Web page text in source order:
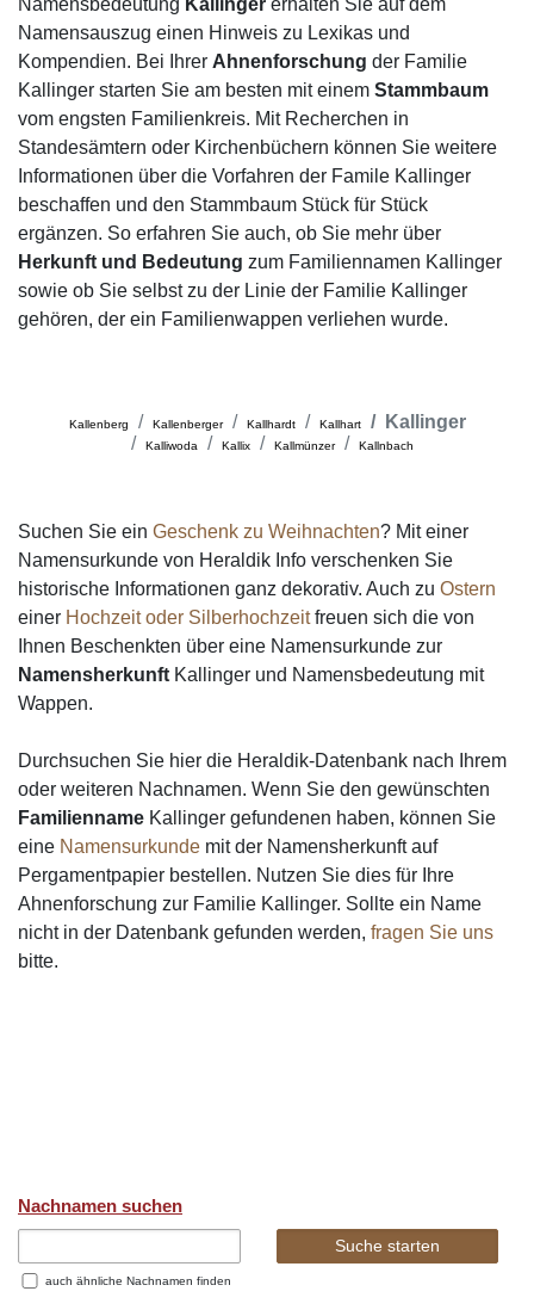
Namensbedeutung Kallinger erhalten Sie auf dem
Namensauszug einen Hinweis zu Lexikas und
Kompendien. Bei Ihrer Ahnenforschung der Familie
Kallinger starten Sie am besten mit einem Stammbaum
vom engsten Familienkreis. Mit Recherchen in
Standesämtern oder Kirchenbüchern können Sie weitere
Informationen über die Vorfahren der Famile Kallinger
beschaffen und den Stammbaum Stück für Stück
ergänzen. So erfahren Sie auch, ob Sie mehr über
Herkunft und Bedeutung zum Familiennamen Kallinger
sowie ob Sie selbst zu der Linie der Familie Kallinger
gehören, der ein Familienwappen verliehen wurde.
Kallenberg Kallenberger Kallhardt Kallhart Kallinger
Kalliwoda Kallix Kallmünzer Kallnbach
Suchen Sie ein Geschenk zu Weihnachten? Mit einer
Namensurkunde von Heraldik Info verschenken Sie
historische Informationen ganz dekorativ. Auch zu Ostern
einer Hochzeit oder Silberhochzeitfreuen sich die von
Ihnen Beschenkten über eine Namensurkunde zur
Namensherkunft Kallinger und Namensbedeutung mit
Wappen.
Durchsuchen Sie hier die Heraldik-Datenbank nach Ihrem
oder weiteren Nachnamen. Wenn Sie den gewünschten
Familienname Kallinger gefundenen haben, können Sie
eine Namensurkunde mit der Namensherkunft auf
Pergamentpapier bestellen. Nutzen Sie dies für Ihre
Ahnenforschung zur Familie Kallinger. Sollte ein Name
nicht in der Datenbank gefunden werden, fragen Sie uns
bitte.
Nachnamen suchen
auch ähnliche Nachnamen finden